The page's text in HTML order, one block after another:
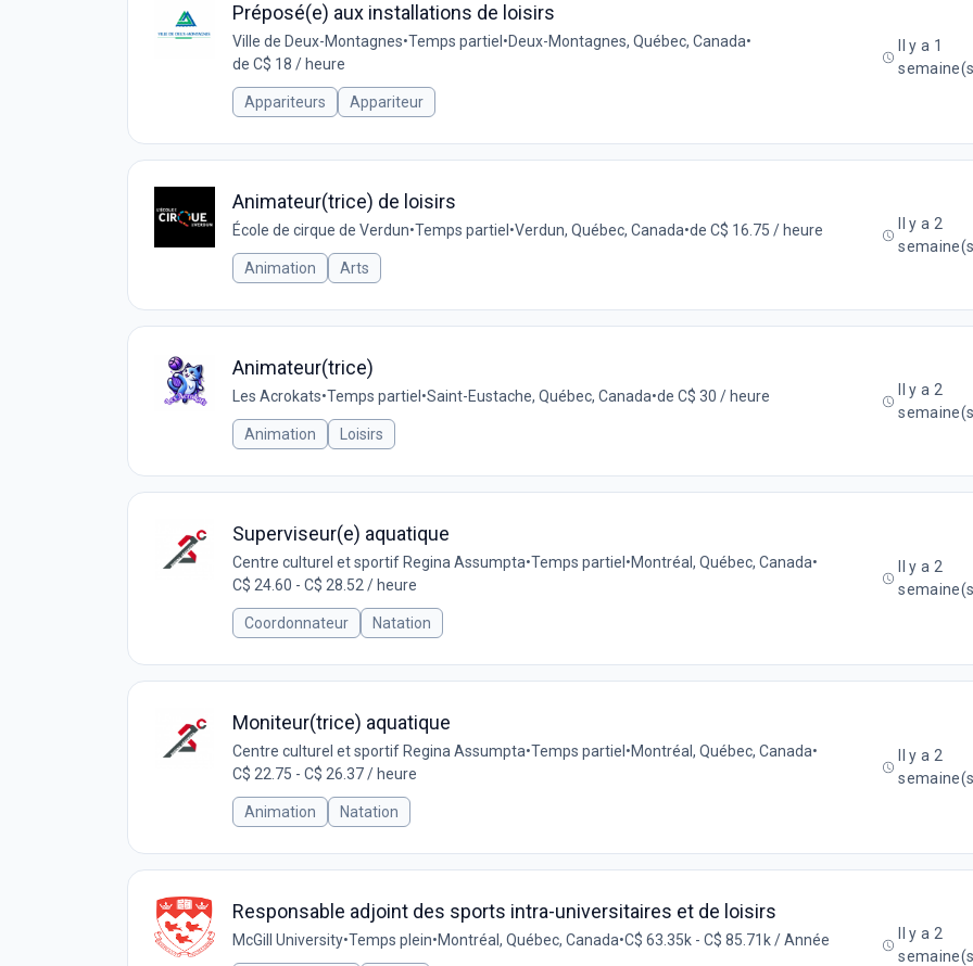
Préposé(e) aux installations de loisirs
Ville de Deux-Montagnes•Temps partiel •Deux-Montagnes, Québec, Canada•
de C$ 18 / heure
Appariteurs Appariteur
Il y a 1
Animateur(trice) de loisirs
École de cirque de Verdun•Temps partiel •Verdun, Québec, Canada•de C$ 16.75 / heure
Animation Arts
Il y a 2
Animateur(trice)
Les Acrokats•Temps partiel •Saint-Eustache, Québec, Canada•de C$ 30 / heure
Animation Loisirs
Il y a 2
Superviseur(e) aquatique
Centre culturel et sportif Regina Assumpta•Temps partiel •Montréal, Québec, Canada•
C$ 24.60 - C$ 28.52 / heure
Coordonnateur Natation
Il y a 2
Moniteur(trice) aquatique
Centre culturel et sportif Regina Assumpta•Temps partiel •Montréal, Québec, Canada•
C$ 22.75 - C$ 26.37 / heure
Animation Natation
Il y a 2
Responsable adjoint des sports intra-universitaires et de loisirs
McGill University•Temps plein•Montréal, Québec, Canada•C$ 63.35k - C$ 85.71k / Année
Il y a 2